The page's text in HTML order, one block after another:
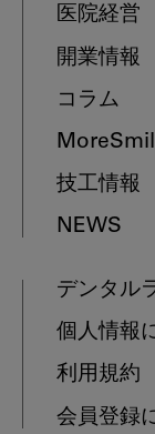
医院経営
開業情報
コラム
技工情報
NEWS
デンタル
個人情報
利用規約
会員登録